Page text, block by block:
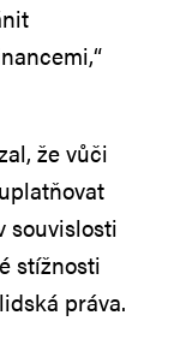
že vůči
souvislosti
stížnosti
práva.